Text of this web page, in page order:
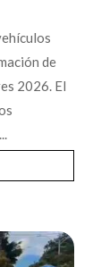
de
2026. El